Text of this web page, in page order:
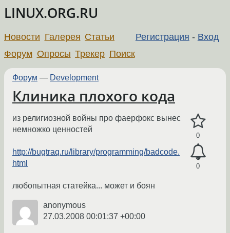
LINUX.ORG.RU
Регистрация - Вход
Новости Галерея Статьи
Форум Опросы Трекер Поиск
Форум — Development
Клиника плохого кода
0
0
из религиозной войны про фаерфокс вынес
немножко ценностей
http://bugtraq.ru/library/programming/badcode.
html
любопытная статейка... может и боян
anonymous
27.03.2008 00:01:37 +00:00